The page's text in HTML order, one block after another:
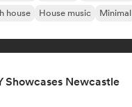
house House music Minimal
Showcases Newcastle